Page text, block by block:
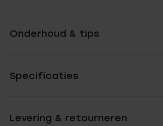
Onderhoud & tips
Specificaties
Levering & retourneren